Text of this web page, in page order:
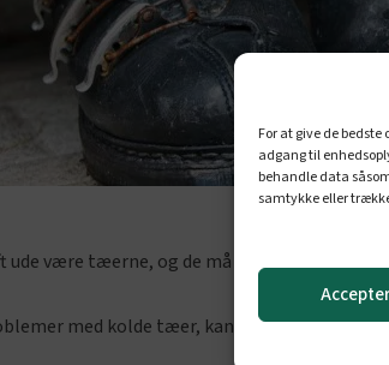
For at give de
adgang til
behandle data
samtykke eller
Accepter
ude være tæerne, og de må på ingen måde
med kolde tæer, kan man med fordel